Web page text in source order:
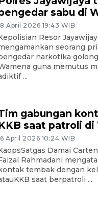
sabu di
April 2026 19:43 WIB
Resor
seorang
narkotika
guna memutus
...
gabungan
saat patroli di
April 2026 10:24 WIB
Damai
Rahmadani
tembak dengan
saat berpatroli ...